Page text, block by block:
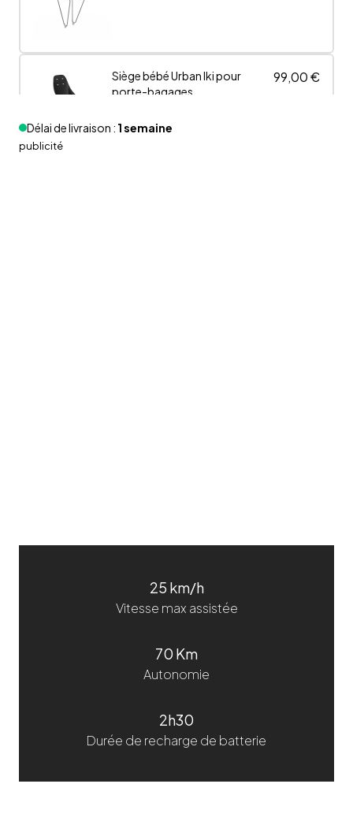
Siège bébé Urban Iki pour
porte-bagages
99,00 €
Délai de livraison : 1 semaine
publicité
25 km/h
Vitesse max assistée
70 Km
Autonomie
2h30
Durée de recharge de batterie